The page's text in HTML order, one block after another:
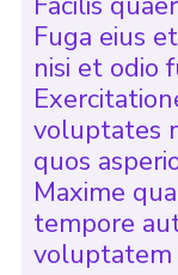
Fuga eius
nisi et odio
voluptates
quos
Maxime
tempore